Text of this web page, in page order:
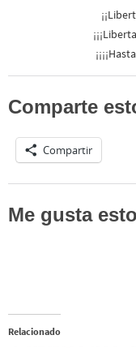
Comparte
Compartir
Me gusta
Relacionado